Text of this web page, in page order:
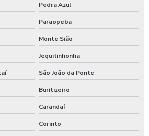
ônibus
transportadora
tratamento de água
de efluente
Pedra Azul
Paraopeba
Monte Sião
Jequitinhonha
São João da Ponte
Buritizeiro
Carandaí
Corinto